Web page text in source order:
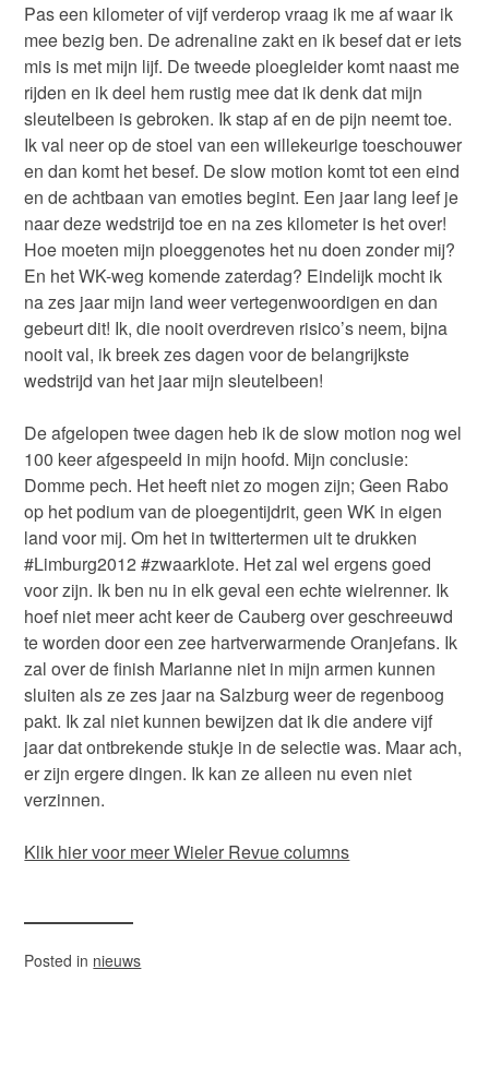
Pas een kilometer of vijf verderop vraag ik me af waar ik
mee bezig ben. De adrenaline zakt en ik besef dat er iets
mis is met mijn lijf. De tweede ploegleider komt naast me
rijden en ik deel hem rustig mee dat ik denk dat mijn
sleutelbeen is gebroken. Ik stap af en de pijn neemt toe.
Ik val neer op de stoel van een willekeurige toeschouwer
en dan komt het besef. De slow motion komt tot een eind
en de achtbaan van emoties begint. Een jaar lang leef je
naar deze wedstrijd toe en na zes kilometer is het over!
Hoe moeten mijn ploeggenotes het nu doen zonder mij?
En het WK-weg komende zaterdag? Eindelijk mocht ik
na zes jaar mijn land weer vertegenwoordigen en dan
gebeurt dit! Ik, die nooit overdreven risico’s neem, bijna
nooit val, ik breek zes dagen voor de belangrijkste
wedstrijd van het jaar mijn sleutelbeen!
De afgelopen twee dagen heb ik de slow motion nog wel
100 keer afgespeeld in mijn hoofd. Mijn conclusie:
Domme pech. Het heeft niet zo mogen zijn; Geen Rabo
op het podium van de ploegentijdrit, geen WK in eigen
land voor mij. Om het in twittertermen uit te drukken
#Limburg2012 #zwaarklote. Het zal wel ergens goed
voor zijn. Ik ben nu in elk geval een echte wielrenner. Ik
hoef niet meer acht keer de Cauberg over geschreeuwd
te worden door een zee hartverwarmende Oranjefans. Ik
zal over de finish Marianne niet in mijn armen kunnen
sluiten als ze zes jaar na Salzburg weer de regenboog
pakt. Ik zal niet kunnen bewijzen dat ik die andere vijf
jaar dat ontbrekende stukje in de selectie was. Maar ach,
er zijn ergere dingen. Ik kan ze alleen nu even niet
verzinnen.
Klik hier voor meer Wieler Revue columns
Posted in nieuws